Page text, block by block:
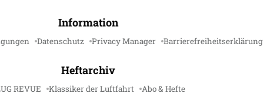
Information
Datenschutz Privacy Manager Barrierefreiheitserklärung
Heftarchiv
REVUE Klassiker der Luftfahrt Abo & Hefte